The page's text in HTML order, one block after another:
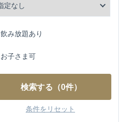
飲み放題あり
お子さま可
検索する （0件）
条件をリセット